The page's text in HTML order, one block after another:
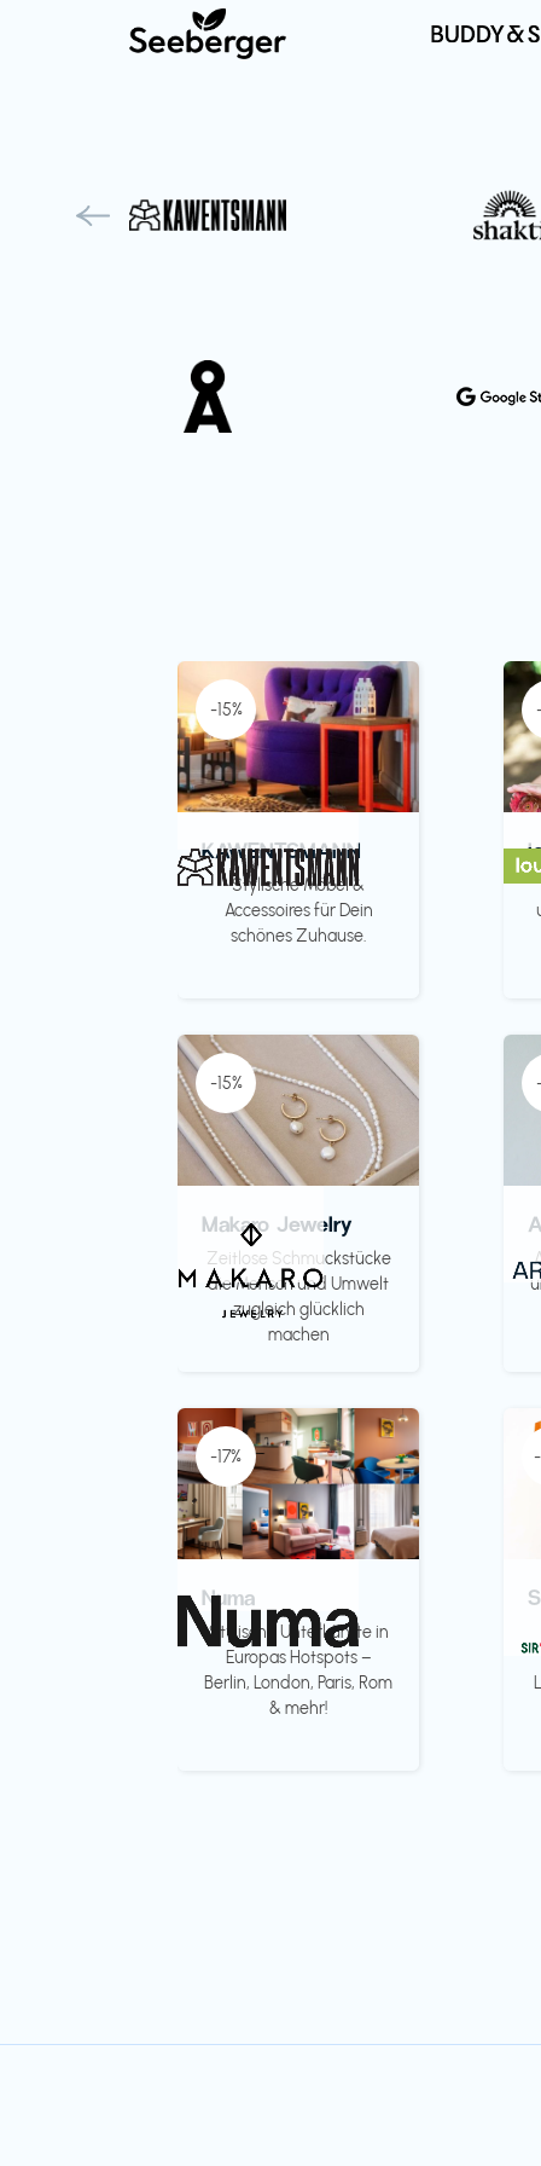
-15%
KAWENTSMANN
Stylische Möbel &
Accessoires für Dein
schönes Zuhause.
-15%
Makaro Jewelry
Zeitlose Schmuckstücke
die Mensch und Umwelt
zugleich glücklich
machen
-17%
Numa
Stylische Unterkünfte in
Europas Hotspots –
Berlin, London, Paris, Rom
& mehr!